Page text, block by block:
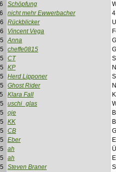
Schöpfung
nicht mehr Ewwerbacher
Rückblicker
Vincent Vega
Anna
cheffe0815
CT
KP
Herd Lipponer
Ghost Rider
Klara Fall
uschi_glas
oje
KK
CB
Eber
ah
ah
Steven Braner